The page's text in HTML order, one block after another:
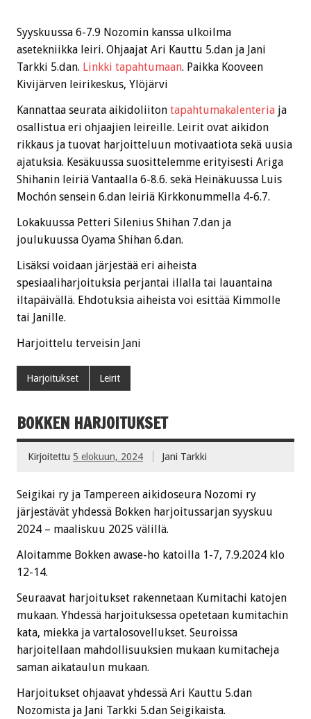
Syyskuussa 6-7.9 Nozomin kanssa ulkoilma
asetekniikka leiri. Ohjaajat Ari Kauttu 5.dan ja Jani
Tarkki 5.dan. Linkki tapahtumaan. Paikka Kooveen
Kivijärven leirikeskus, Ylöjärvi
Kannattaa seurata aikidoliiton tapahtumakalenteria ja
osallistua eri ohjaajien leireille. Leirit ovat aikidon
rikkaus ja tuovat harjoitteluun motivaatiota sekä uusia
ajatuksia. Kesäkuussa suosittelemme erityisesti Ariga
Shihanin leiriä Vantaalla 6-8.6. sekä Heinäkuussa Luis
Mochón sensein 6.dan leiriä Kirkkonummella 4-6.7.
Lokakuussa Petteri Silenius Shihan 7.dan ja
joulukuussa Oyama Shihan 6.dan.
Lisäksi voidaan järjestää eri aiheista
spesiaaliharjoituksia perjantai illalla tai lauantaina
iltapäivällä. Ehdotuksia aiheista voi esittää Kimmolle
tai Janille.
Harjoittelu terveisin Jani
Harjoitukset Leirit
BOKKEN HARJOITUKSET
Kirjoitettu 5 elokuun, 2024 Jani Tarkki
Seigikai ry ja Tampereen aikidoseura Nozomi ry
järjestävät yhdessä Bokken harjoitussarjan syyskuu
2024 – maaliskuu 2025 välillä.
Aloitamme Bokken awase-ho katoilla 1-7, 7.9.2024 klo
12-14.
Seuraavat harjoitukset rakennetaan Kumitachi katojen
mukaan. Yhdessä harjoituksessa opetetaan kumitachin
kata, miekka ja vartalosovellukset. Seuroissa
harjoitellaan mahdollisuuksien mukaan kumitacheja
saman aikataulun mukaan.
Harjoitukset ohjaavat yhdessä Ari Kauttu 5.dan
Nozomista ja Jani Tarkki 5.dan Seigikaista.